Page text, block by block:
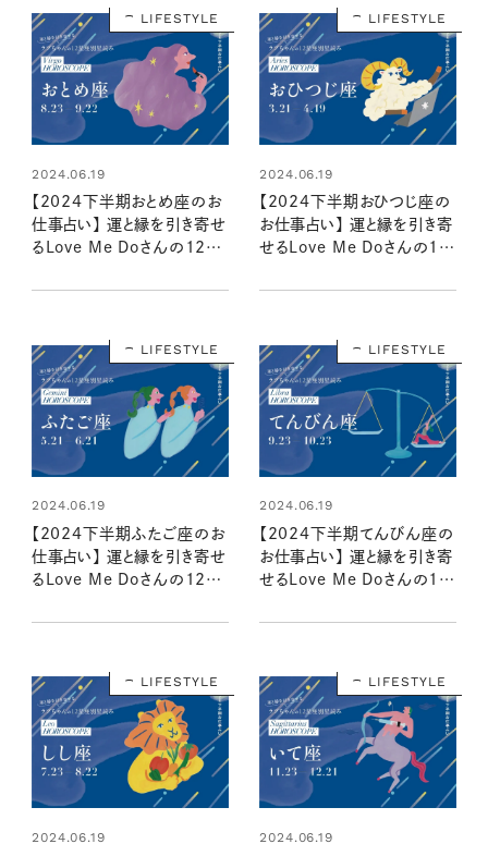
LIFESTYLE
2024.06.19
【2024下半期おとめ座のお
仕事占い】 運と縁を引き寄せ
るLove Me Doさんの12星
LIFESTYLE
2024.06.19
【2024下半期おひつじ座の
お仕事占い】 運と縁を引き寄
せるLove Me Doさんの12
LIFESTYLE
2024.06.19
【2024下半期ふたご座のお
仕事占い】 運と縁を引き寄せ
るLove Me Doさんの12星
LIFESTYLE
2024.06.19
【2024下半期てんびん座の
お仕事占い】 運と縁を引き寄
せるLove Me Doさんの12
LIFESTYLE
2024.06.19
LIFESTYLE
2024.06.19